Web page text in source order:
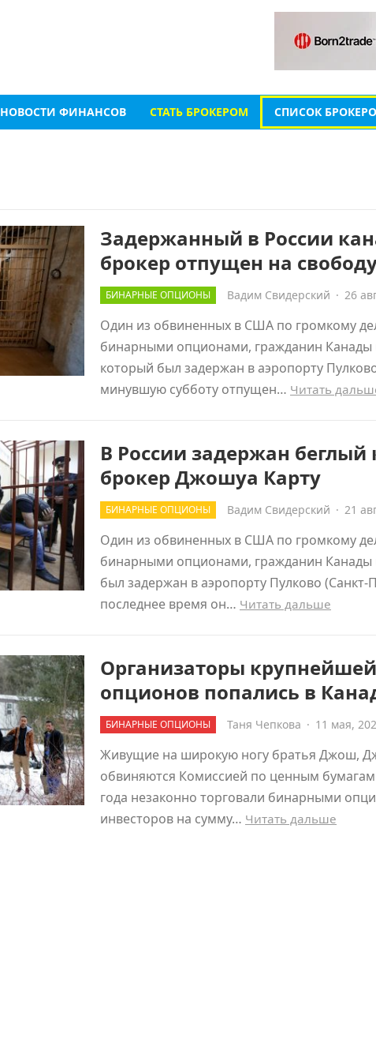
НОВОСТИ ФИНАНСОВ СТАТЬ БРОКЕРОМ СПИСОК
Задержанный в России
брокер отпущен на
БИНАРНЫЕ ОПЦИОНЫ Вадим Свидерский · 26
Один из обвиненных в США по громкому
бинарными опционами, гражданин Канады
который был задержан в аэропорту
минувшую субботу отпущен… Читать
В России задержан
брокер Джошуа Карту
БИНАРНЫЕ ОПЦИОНЫ Вадим Свидерский · 21
Один из обвиненных в США по громкому
бинарными опционами, гражданин Канады
был задержан в аэропорту Пулково (Санкт-
последнее время он… Читать дальше
Организаторы
опционов попались в
БИНАРНЫЕ ОПЦИОНЫ Таня Чепкова · 11 мая,
Живущие на широкую ногу братья Джош,
обвиняются Комиссией по ценным
года незаконно торговали бинарными
инвесторов на сумму… Читать дальше